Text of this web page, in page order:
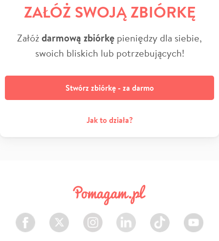
ZAŁÓŻ SWOJĄ ZBIÓRKĘ
Załóżdarmową zbiórkę pieniędzy dla siebie,
swoich bliskich lub potrzebujących!
Stwórz zbiórkę - za darmo
Jak to działa?
Facebook Twitter Instagram LinkedIn TikTok Youtube